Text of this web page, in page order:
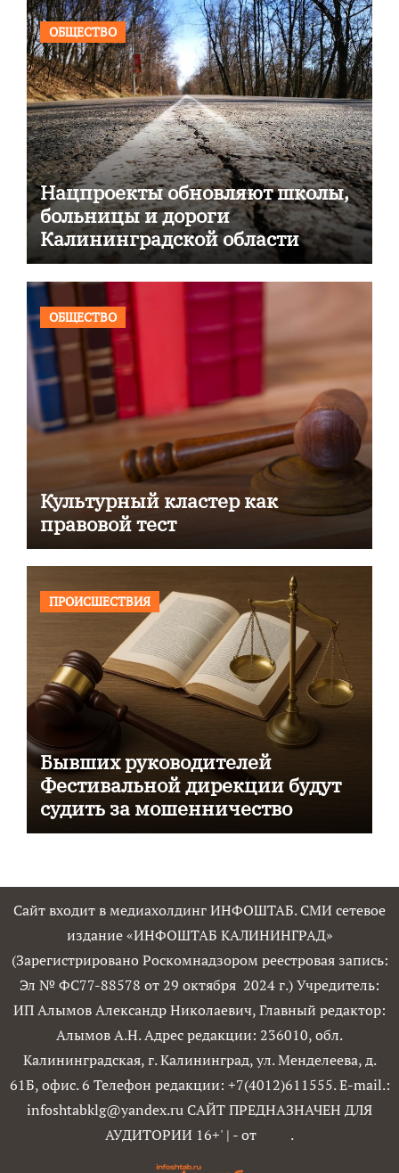
ОБЩЕСТВО
Нацпроекты обновляют школы,
больницы и дороги
Калининградской области
ОБЩЕСТВО
Культурный кластер как
правовой тест
ПРОИСШЕСТВИЯ
Бывших руководителей
Фестивальной дирекции будут
судить за мошенничество
Сайт входит в медиахолдинг ИНФОШТАБ. СМИ сетевое
издание «ИНФОШТАБ КАЛИНИНГРАД»
(Зарегистрировано Роскомнадзором реестровая запись:
Эл № ФС77-88578 от 29 октября 2024 г.) Учредитель:
ИП Алымов Александр Николаевич, Главный редактор:
Алымов А.Н. Адрес редакции: 236010, обл.
Калининградская, г. Калининград, ул. Менделеева, д.
61Б, офис. 6 Телефон редакции: +7(4012)611555. E-mail.:
infoshtabklg@yandex.ru САЙТ ПРЕДНАЗНАЧЕН ДЛЯ
АУДИТОРИИ 16+' | - от .